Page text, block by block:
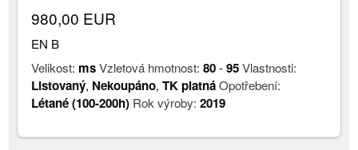
980,00 EUR
EN B
Velikost: msVzletová hmotnost:80-95Vlastnosti:
Listovaný, Nekoupáno,TK platnáOpotřebení:
Létané (100-200h) Rok výroby:2019